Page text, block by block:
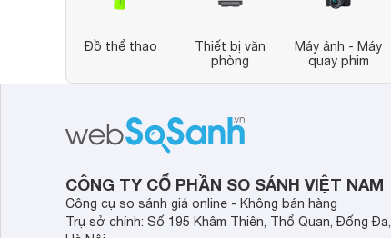
Đồ thể thao
Thiết bị văn
phòng
Máy ảnh - Máy
quay phim
CÔNG TY CỔ PHẦN SO SÁNH VIỆT NAM
Công cụ so sánh giá online - Không bán hàng
Trụ sở chính: Số 195 Khâm Thiên, Thổ Quan, Đống Đa,